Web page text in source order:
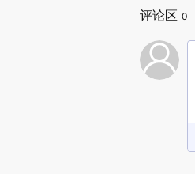
评论区 0